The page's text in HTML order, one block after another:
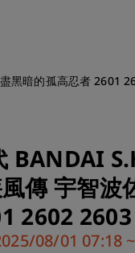
黑暗的孤高忍者 2601
BANDAI
傳 宇智波
2602
08/01 07:18